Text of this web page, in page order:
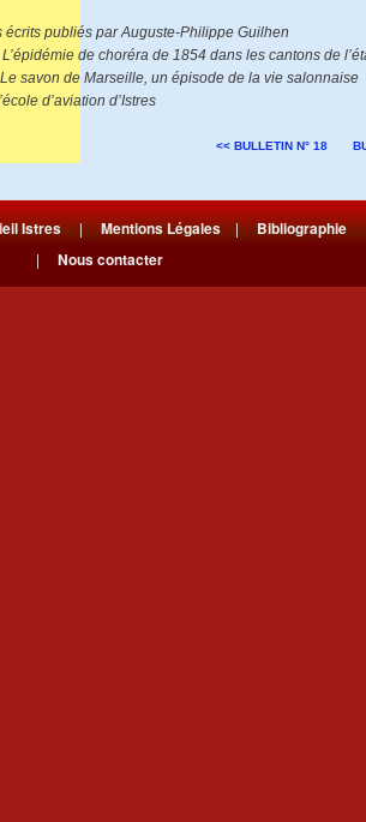
écrits publiés par Auguste-Philippe Guilhen
L’épidémie de choréra de 1854 dans les cantons de
Le savon de Marseille, un épisode de la vie salonnaise
d’aviation d’Istres
<< BULLETIN N° 18
Istres|Mentions Légales|Bibliographie
| Nous contacter